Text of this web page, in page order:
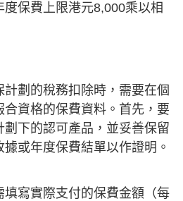
保費上限港元8,000乘以相
劃的稅務扣除時，需要在個
資格的保費資料。首先，要
下的認可產品，並妥善保留
或年度保費結單以作證明。
寫實際支付的保費金額（每